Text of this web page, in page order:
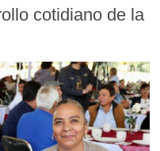
cotidiano de la